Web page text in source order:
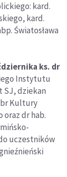
kard.
kard.
Światosława
ks. dr
Instytutu
SJ, dziekan
Kultury
oraz dr hab.
uczestników